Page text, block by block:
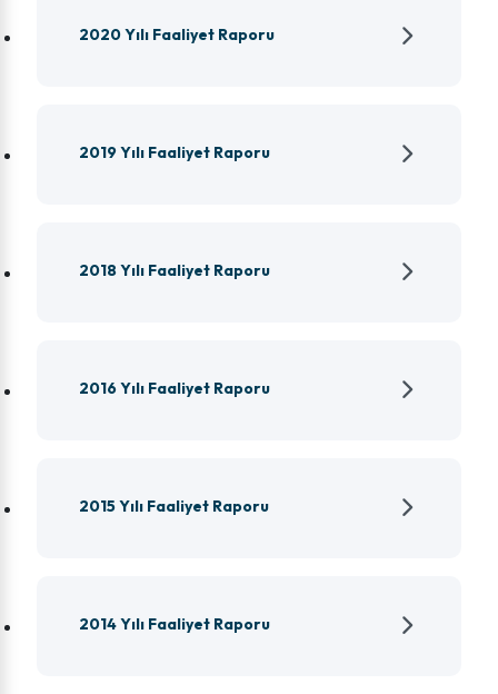
2020 Yılı Faaliyet Raporu
2019 Yılı Faaliyet Raporu
2018 Yılı Faaliyet Raporu
2016 Yılı Faaliyet Raporu
2015 Yılı Faaliyet Raporu
2014 Yılı Faaliyet Raporu